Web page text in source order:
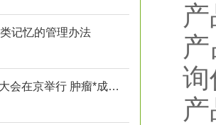
记忆的管理办法
中国健康传播大会在京举行 肿瘤*成为热议焦点
询